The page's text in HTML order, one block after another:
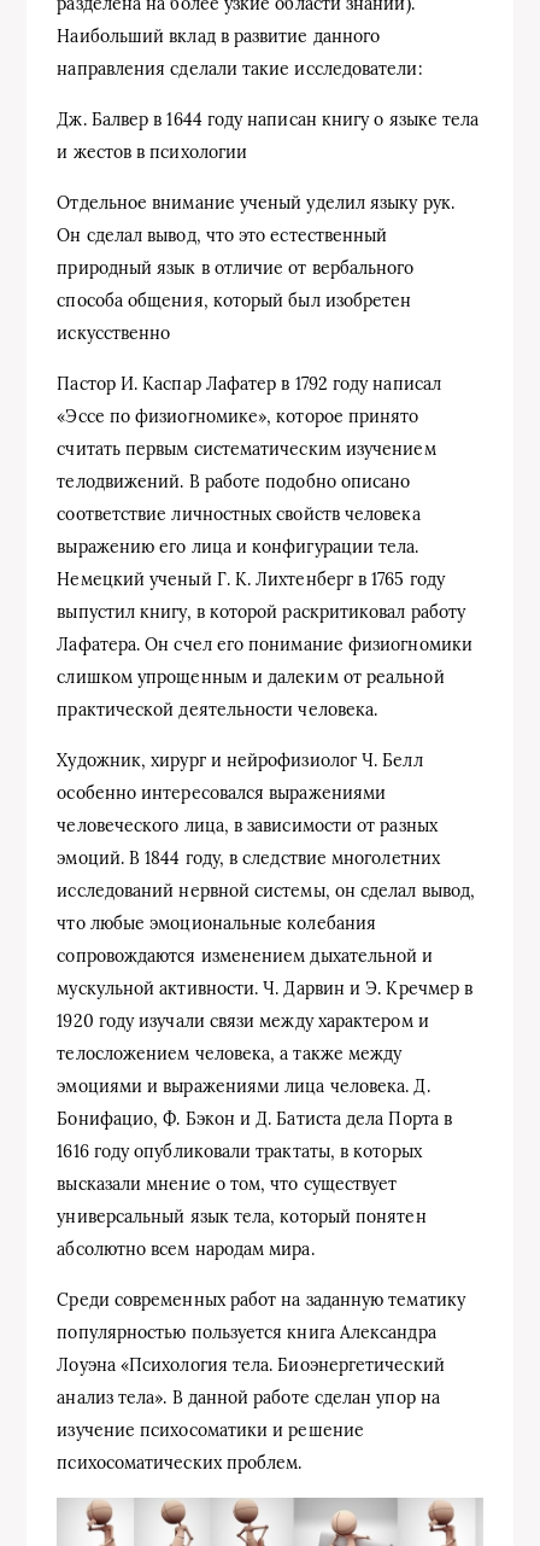
Наибольший вклад в развитие данного
направления сделали такие исследователи:
Дж. Балвер в 1644 году написан книгу о языке тела
и жестов в психологии
Отдельное внимание ученый уделил языку рук.
Он сделал вывод, что это естественный
природный язык в отличие от вербального
способа общения, который был изобретен
искусственно
Пастор И. Каспар Лафатер в 1792 году написал
«Эссе по физиогномике», которое принято
считать первым систематическим изучением
телодвижений. В работе подобно описано
соответствие личностных свойств человека
выражению его лица и конфигурации тела.
Немецкий ученый Г. К. Лихтенберг в 1765 году
выпустил книгу, в которой раскритиковал работу
Лафатера. Он счел его понимание физиогномики
слишком упрощенным и далеким от реальной
практической деятельности человека.
Художник, хирург и нейрофизиолог Ч. Белл
особенно интересовался выражениями
человеческого лица, в зависимости от разных
эмоций. В 1844 году, в следствие многолетних
исследований нервной системы, он сделал вывод,
что любые эмоциональные колебания
сопровождаются изменением дыхательной и
мускульной активности. Ч. Дарвин и Э. Кречмер в
1920 году изучали связи между характером и
телосложением человека, а также между
эмоциями и выражениями лица человека. Д.
Бонифацио, Ф. Бэкон и Д. Батиста дела Порта в
1616 году опубликовали трактаты, в которых
высказали мнение о том, что существует
универсальный язык тела, который понятен
абсолютно всем народам мира.
Среди современных работ на заданную тематику
популярностью пользуется книга Александра
Лоуэна «Психология тела. Биоэнергетический
анализ тела». В данной работе сделан упор на
изучение психосоматики и решение
психосоматических проблем.